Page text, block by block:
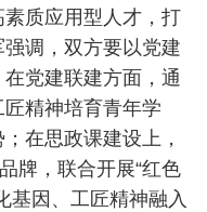
质应用型人才，打
调，双方要以党建
党建联建方面，通
精神培育青年学
在思政课建设上，
牌，联合开展“红色
基因、工匠精神融入